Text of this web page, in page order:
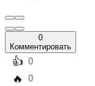
0
Комментировать
️👍 0
️🔥 0